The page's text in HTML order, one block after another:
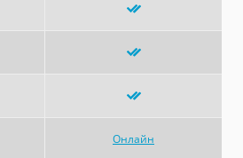
Онлайн